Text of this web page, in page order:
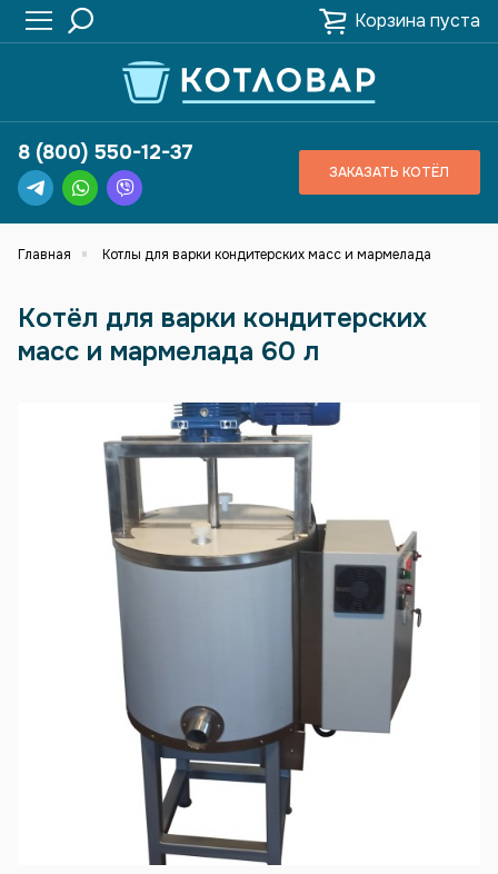
Корзина пуста
8 (800) 550-12-37
ЗАКАЗАТЬ КОТЁЛ
Главная Котлы для варки кондитерских масс и мармелада
Котёл для варки кондитерских
масс и мармелада 60 л